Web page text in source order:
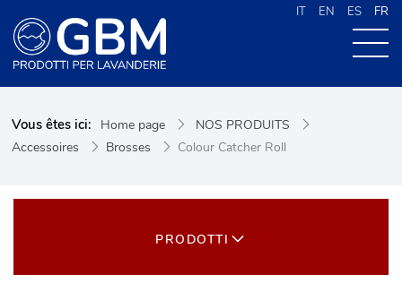
IT EN ES FR
NOS PRODUITS
CONTACTS
Vous êtes ici: Home page
NOS PRODUITS
Accessoires
Brosses Colour Catcher Roll
PRODOTTI